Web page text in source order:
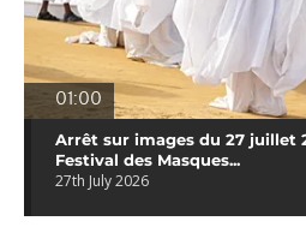
01:00
Arrêt sur images du 27 juillet
Festival des Masques...
27th July 2026